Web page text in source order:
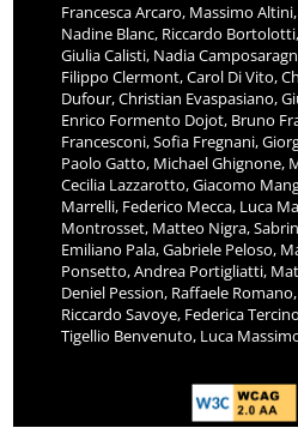
Francesca Arcaro, Massimo
Nadine Blanc, Riccardo
Giulia Calisti, Nadia
Filippo Clermont, Carol Di Vito,
Dufour, Christian Evaspasiano,
Enrico Formento Dojot, Bruno
Francesconi, Sofia Fregnani,
Paolo Gatto, Michael Ghignone,
Cecilia Lazzarotto, Giacomo
Marrelli, Federico Mecca, Luca
Montrosset, Matteo Nigra,
Emiliano Pala, Gabriele Peloso,
Ponsetto, Andrea Portigliatti,
Deniel Pession, Raffaele
Riccardo Savoye, Federica
Tigellio Benvenuto, Luca